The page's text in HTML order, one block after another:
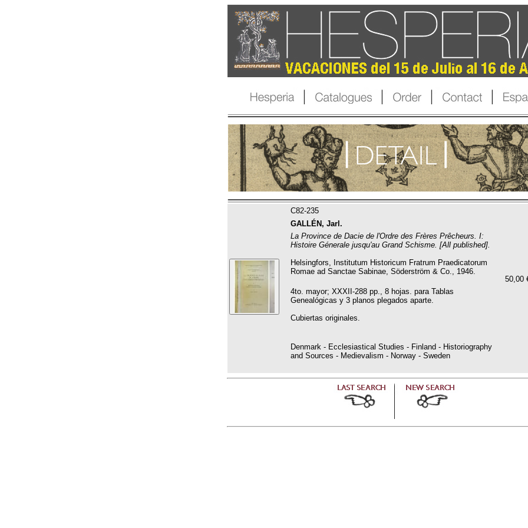
C82-235
GALLÉN, Jarl.
50,00
La Province de Dacie de l'Ordre des Frères Prêcheurs. I:
Histoire Génerale jusqu'au Grand Schisme. [All published].
Helsingfors, Institutum Historicum Fratrum Praedicatorum
Romae ad Sanctae Sabinae, Söderström & Co., 1946.
4to. mayor; XXXII-288 pp., 8 hojas. para Tablas
Genealógicas y 3 planos plegados aparte.
Cubiertas originales.
Denmark - Ecclesiastical Studies - Finland - Historiography
and Sources - Medievalism - Norway - Sweden